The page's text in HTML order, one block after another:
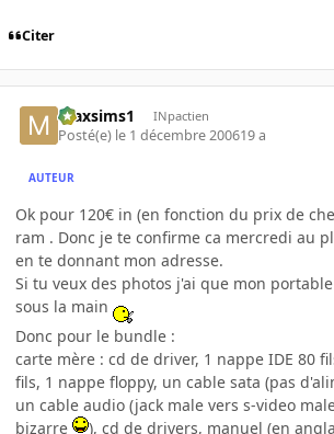
Citer
maxsims1 INpactien
Posté(e) le 1 décembre 200619 a
AUTEUR
Ok pour 120€ in (en fonction du prix de
ram . Donc je te confirme ca mercredi au
en te donnant mon adresse.
Si tu veux des photos j'ai que mon
sous la main
Donc pour le bundle :
carte mère : cd de driver, 1 nappe IDE 80
fils, 1 nappe floppy, un cable sata (pas
un cable audio (jack male vers s-video
bizarre
), cd de drivers, manuel (en